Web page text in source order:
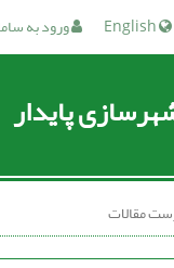
ورود به
پایدار
مقالات